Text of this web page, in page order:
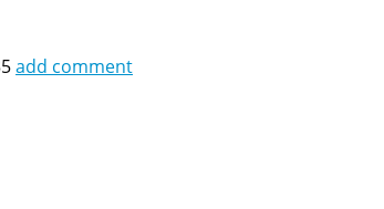
add comment